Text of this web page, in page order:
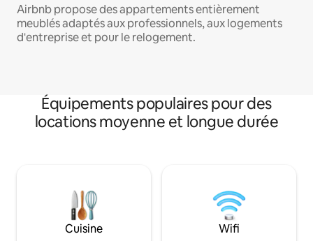
Airbnb propose des appartements entièrement
meublés adaptés aux professionnels, aux logements
d'entreprise et pour le relogement.
Équipements populaires pour des
locations moyenne et longue durée
Cuisine Wifi